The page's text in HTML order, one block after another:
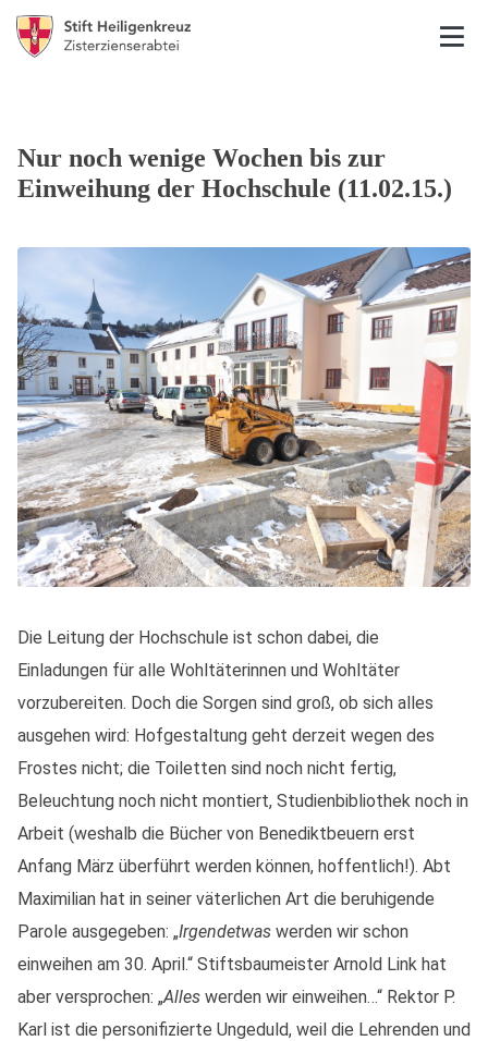
Nur noch wenige Wochen bis zur
Einweihung der Hochschule (11.02.15.)
Die Leitung der Hochschule ist schon dabei, die
Einladungen für alle Wohltäterinnen und Wohltäter
vorzubereiten. Doch die Sorgen sind groß, ob sich alles
ausgehen wird: Hofgestaltung geht derzeit wegen des
Frostes nicht; die Toiletten sind noch nicht fertig,
Beleuchtung noch nicht montiert, Studienbibliothek noch in
Arbeit (weshalb die Bücher von Benediktbeuern erst
Anfang März überführt werden können, hoffentlich!). Abt
Maximilian hat in seiner väterlichen Art die beruhigende
Parole ausgegeben: „Irgendetwas werden wir schon
einweihen am 30. April.“ Stiftsbaumeister Arnold Link hat
aber versprochen: „Alles werden wir einweihen…“ Rektor P.
Karl ist die personifizierte Ungeduld, weil die Lehrenden und